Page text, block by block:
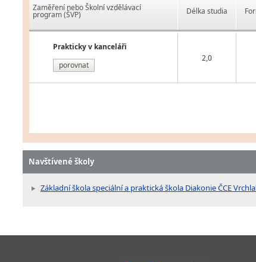
Zaměření nebo Školní vzdělávací
program (ŠVP)
Prakticky v kanceláři
porovnat
Délka studia
2,0
Navštívené školy
Základní škola speciální a praktická škola Diakonie ČCE